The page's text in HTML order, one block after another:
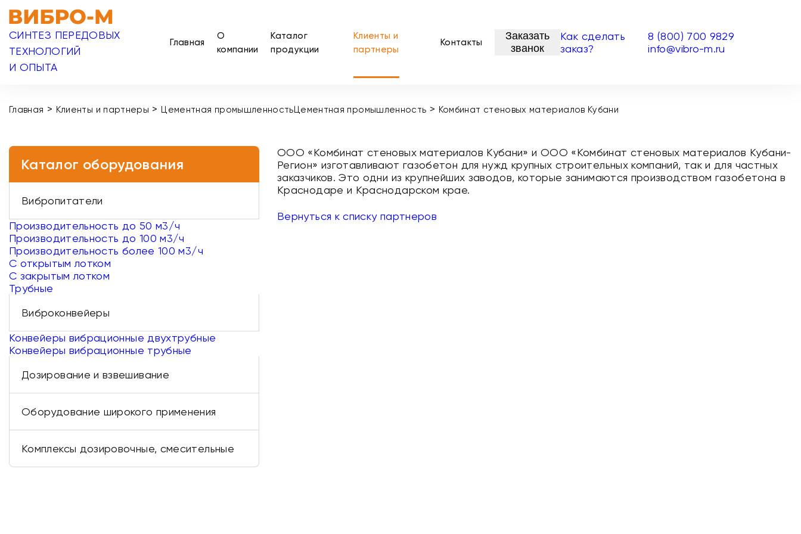
СИНТЕЗ ПЕРЕДОВЫХ
ТЕХНОЛОГИЙ
И ОПЫТА
Главная
О
компании
Каталог
продукции
Клиенты и
партнеры
Контакты
Заказать
званок
Как сделать
заказ?
8 (800) 700 9829
info@vibro-m.ru
Главная > Клиенты и партнеры > Цементная промышленностьЦементная промышленность > Комбинат стеновых материалов Кубани
Каталог оборудования
Вибропитатели
Производительность до 50 м3/ч
Производительность до 100 м3/ч
Производительность более 100 м3/ч
С открытым лотком
С закрытым лотком
Трубные
Виброконвейеры
Конвейеры вибрационные двухтрубные
Конвейеры вибрационные трубные
Дозирование и взвешивание
Оборудование широкого применения
Комплексы дозировочные, смесительные
ООО «Комбинат стеновых материалов Кубани» и ООО «Комбинат стеновых материалов Кубани-
Регион» изготавливают газобетон для нужд крупных строительных компаний, так и для частных
заказчиков. Это одни из крупнейших заводов, которые занимаются производством газобетона в
Краснодаре и Краснодарском крае.
Вернуться к списку партнеров